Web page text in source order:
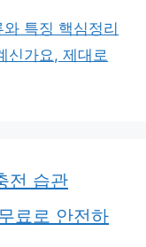
특징 핵심정리
신가요, 제대로
전 습관
료로 안전하